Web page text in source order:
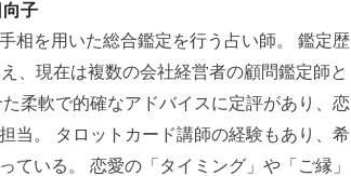
子
相を用いた総合鑑定を行う占い師。 鑑定歴
、現在は複数の会社経営者の顧問鑑定師と
柔軟で的確なアドバイスに定評があり、恋
当。 タロットカード講師の経験もあり、希
ている。 恋愛の「タイミング」や「ご縁」